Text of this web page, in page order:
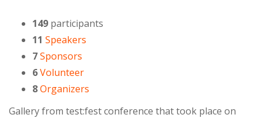
149 participants
11 Speakers
7Sponsors
6Volunteer
8Organizers
Gallery from test:fest conference that took place on